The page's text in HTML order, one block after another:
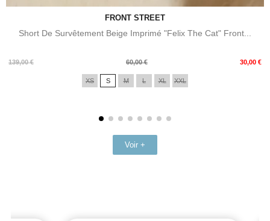
FRONT STREET
Short De Survêtement Beige Imprimé "Felix The Cat" Front...
139,00 €
Prix
60,00 € 30,00 €
Prix
XS S M L XL XXL
Voir +